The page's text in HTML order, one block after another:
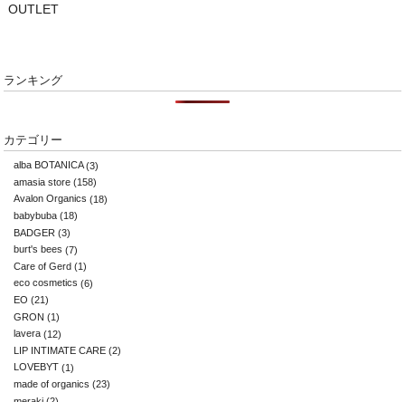
OUTLET
ランキング
カテゴリー
alba BOTANICA(3)
amasia store (158)
Avalon Organics (18)
babybuba (18)
BADGER (3)
burt's bees (7)
Care of Gerd (1)
eco cosmetics (6)
EO (21)
GRON (1)
lavera (12)
LIP INTIMATE CARE (2)
LOVEBYT (1)
made of organics (23)